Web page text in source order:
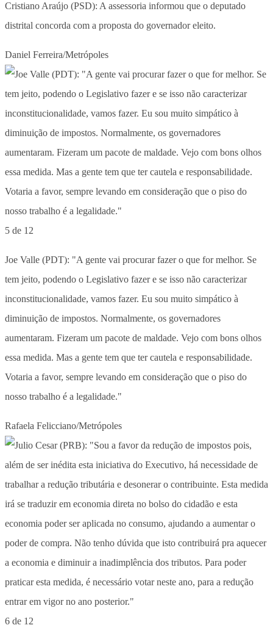
Cristiano Araújo (PSD): A assessoria informou que o deputado
distrital concorda com a proposta do governador eleito.
Daniel Ferreira/Metrópoles
5 de 12
Joe Valle (PDT): "A gente vai procurar fazer o que for melhor. Se
tem jeito, podendo o Legislativo fazer e se isso não caracterizar
inconstitucionalidade, vamos fazer. Eu sou muito simpático à
diminuição de impostos. Normalmente, os governadores
aumentaram. Fizeram um pacote de maldade. Vejo com bons olhos
essa medida. Mas a gente tem que ter cautela e responsabilidade.
Votaria a favor, sempre levando em consideração que o piso do
nosso trabalho é a legalidade."
Rafaela Felicciano/Metrópoles
6 de 12